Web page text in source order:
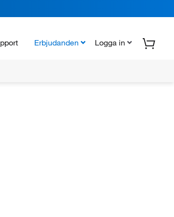
Erbjudanden Logga in